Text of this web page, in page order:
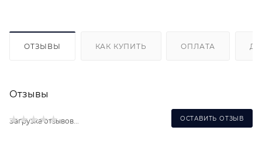
ОТЗЫВЫ КАК КУПИТЬ ОПЛАТА
Отзывы
ОСТАВИТЬ ОТЗЫВ
Загрузка отзывов...